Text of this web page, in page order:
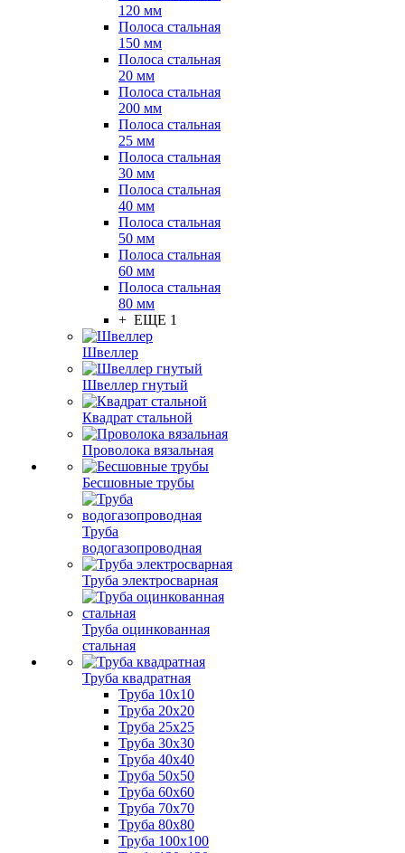
120 мм
Полоса стальная
150 мм
Полоса стальная
20 мм
Полоса стальная
200 мм
Полоса стальная
25 мм
Полоса стальная
30 мм
Полоса стальная
40 мм
Полоса стальная
50 мм
Полоса стальная
60 мм
Полоса стальная
80 мм
+ ЕЩЕ 1
Швеллер
Швеллер гнутый
Квадрат стальной
Проволока вязальная
Бесшовные трубы
Труба
водогазопроводная
Труба электросварная
Труба оцинкованная
стальная
Труба квадратная
Труба 10x10
Труба 20x20
Труба 25x25
Труба 30x30
Труба 40x40
Труба 50x50
Труба 60x60
Труба 70x70
Труба 80x80
Труба 100x100